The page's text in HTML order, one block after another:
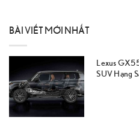
BÀI VIẾT MỚI NHẤT
Lexus
SUV Hạng